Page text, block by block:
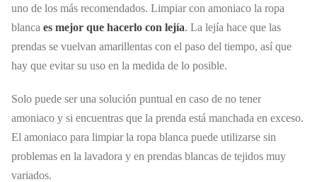
uno de los más recomendados. Limpiar con amoniaco la ropa
blanca es mejor que hacerlo con lejía. La lejía hace que las
prendas se vuelvan amarillentas con el paso del tiempo, así que
hay que evitar su uso en la medida de lo posible.
Solo puede ser una solución puntual en caso de no tener
amoniaco y si encuentras que la prenda está manchada en exceso.
El amoniaco para limpiar la ropa blanca puede utilizarse sin
problemas en la lavadora y en prendas blancas de tejidos muy
variados.